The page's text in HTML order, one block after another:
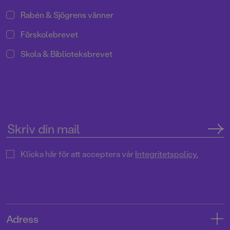
Rabén & Sjögrens vänner
Förskolebrevet
Skola & Biblioteksbrevet
Klicka här för att acceptera vårIntegritetspolicy.
Adress